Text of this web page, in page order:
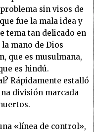
sin visos de
fue la mala idea y
tema tan delicado en
mano de Dios
que es musulmana,
es hindú.
Rápidamente estalló
división marcada
«línea de control»,